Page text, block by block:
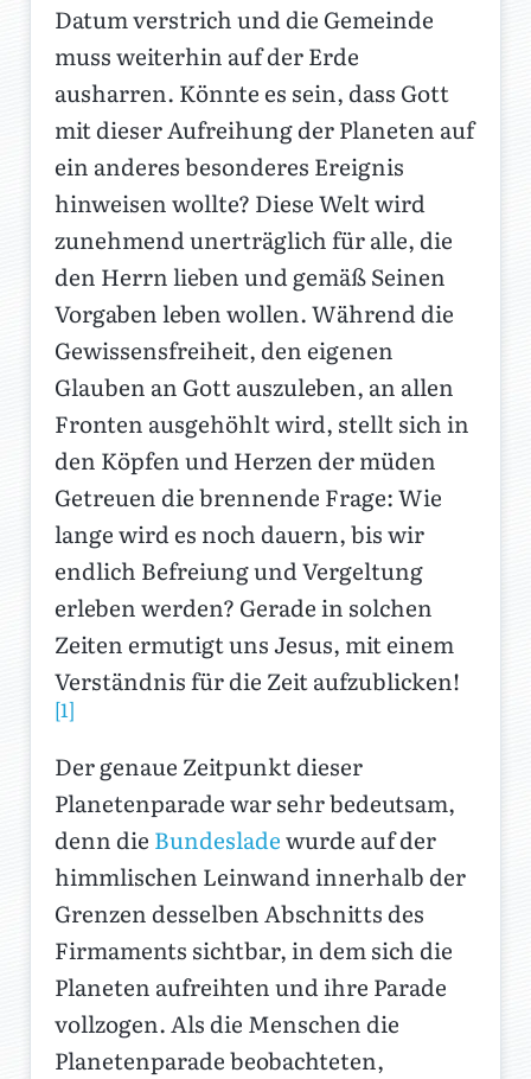
Datum verstrich und die Gemeinde
muss weiterhin auf der Erde
ausharren. Könnte es sein, dass Gott
mit dieser Aufreihung der Planeten auf
ein anderes besonderes Ereignis
hinweisen wollte? Diese Welt wird
zunehmend unerträglich für alle, die
den Herrn lieben und gemäß Seinen
Vorgaben leben wollen. Während die
Gewissensfreiheit, den eigenen
Glauben an Gott auszuleben, an allen
Fronten ausgehöhlt wird, stellt sich in
den Köpfen und Herzen der müden
Getreuen die brennende Frage: Wie
lange wird es noch dauern, bis wir
endlich Befreiung und Vergeltung
erleben werden? Gerade in solchen
Zeiten ermutigt uns Jesus, mit einem
Verständnis für die Zeit aufzublicken!
[1]
Der genaue Zeitpunkt dieser
Planetenparade war sehr bedeutsam,
denn die Bundesladewurde auf der
himmlischen Leinwand innerhalb der
Grenzen desselben Abschnitts des
Firmaments sichtbar, in dem sich die
Planeten aufreihten und ihre Parade
vollzogen. Als die Menschen die
Planetenparade beobachteten,